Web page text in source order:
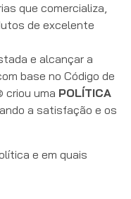
que comercializa,
de excelente
e alcançar a
base no Código de
criou uma POLÍTICA
a satisfação e os
e em quais